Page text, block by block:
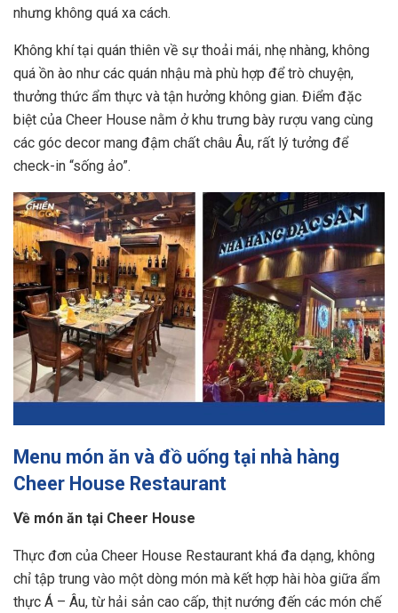
nhưng không quá xa cách.
Không khí tại quán thiên về sự thoải mái, nhẹ nhàng, không
quá ồn ào như các quán nhậu mà phù hợp để trò chuyện,
thưởng thức ẩm thực và tận hưởng không gian. Điểm đặc
biệt của Cheer House nằm ở khu trưng bày rượu vang cùng
các góc decor mang đậm chất châu Âu, rất lý tưởng để
check-in “sống ảo”.
Menu món ăn và đồ uống tại nhà hàng
Cheer House Restaurant
Về món ăn tại Cheer House
Thực đơn của Cheer House Restaurant khá đa dạng, không
chỉ tập trung vào một dòng món mà kết hợp hài hòa giữa ẩm
thực Á – Âu, từ hải sản cao cấp, thịt nướng đến các món chế